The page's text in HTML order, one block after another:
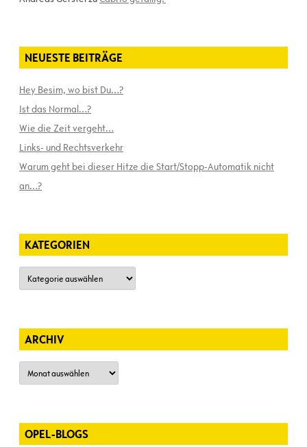
NEUESTE BEITRÄGE
Hey Besim, wo bist Du…?
Ist das Normal…?
Wie die Zeit vergeht…
Links- und Rechtsverkehr
Warum geht bei dieser Hitze die Start/Stopp-Automatik nicht
an…?
KATEGORIEN
Kategorien
ARCHIV
Archiv
OPEL-BLOGS